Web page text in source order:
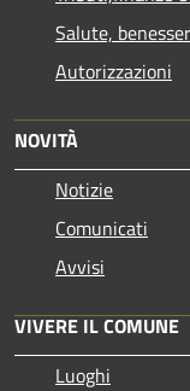
Salute,
Autorizzazioni
NOVITÀ
Notizie
Comunicati
Avvisi
VIVERE IL COMUNE
Luoghi